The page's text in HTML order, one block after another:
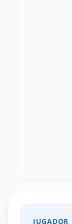
JUGADOR